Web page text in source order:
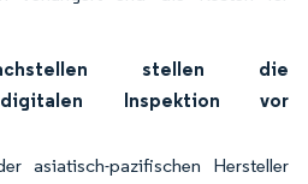
stellen die
Inspektion vor
asiatisch-pazifischen Hersteller